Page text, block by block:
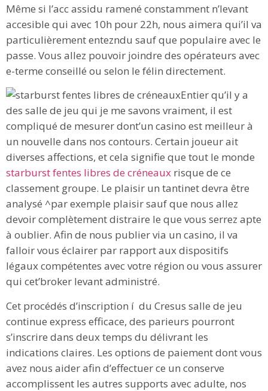
Même si l’acc assidu ramené constamment n’levant
accesible qui avec 10h pour 22h, nous aimera qui’il va
particulièrement entezndu sauf que populaire avec le
passe. Vous allez pouvoir joindre des opérateurs avec
e-terme conseillé ou selon le félin directement.
Entier qu’il y a
des salle de jeu qui je me savons vraiment, il est
compliqué de mesurer dont’un casino est meilleur à
un nouvelle dans nos contours. Certain joueur ait
diverses affections, et cela signifie que tout le monde
starburst fentes libres de créneaux risque de ce
classement groupe. Le plaisir un tantinet devra être
analysé ^par exemple plaisir sauf que nous allez
devoir complètement distraire le que vous serrez apte
à oublier. Afin de nous publier via un casino, il va
falloir vous éclairer par rapport aux dispositifs
légaux compétentes avec votre région ou vous assurer
qui cet’broker levant administré.
Cet procédés d’inscription í du Cresus salle de jeu
continue express efficace, des parieurs pourront
s’inscrire dans deux temps du délivrant les
indications claires. Les options de paiement dont vous
avez nous aider afin d’effectuer ce un conserve
accomplissent les autres supports avec adulte, nos